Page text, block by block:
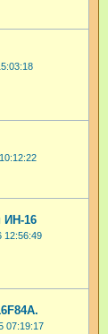
ИН-16
12:56:49
07:19:17